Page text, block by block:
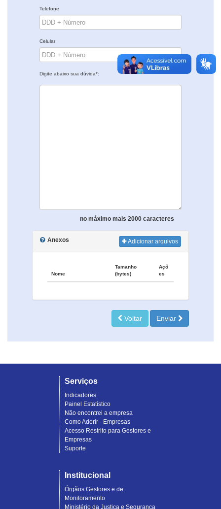
Telefone
Celular
Digite abaixo sua dúvida*:
no máximo mais 2000 caracteres
Anexos Adicionar arquivos
Nome
Tamanho
(bytes)
Açõ
es
Voltar Enviar
Serviços
Indicadores
Painel Estatístico
Não encontrei a empresa
Como Aderir - Empresas
Acesso Restrito para Gestores e
Empresas
Suporte
Institucional
Órgãos Gestores e de
Monitoramento
Ministério da Justiça e Segurança